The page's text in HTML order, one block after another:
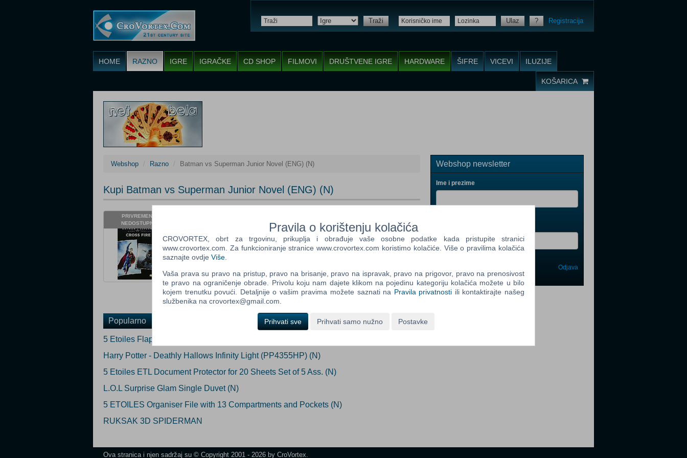
Traži Ulaz ? Registracija
HOME RAZNO IGRE IGRAČKE CD SHOP FILMOVI DRUŠTVENE IGRE HARDWARE ŠIFRE VICEVI ILUZIJE
KOŠARICA
Webshop Razno Batman vs Superman Junior Novel (ENG) (N)
Kupi Batman vs Superman Junior Novel (ENG) (N)
PRIVREMENO
NEDOSTUPNO
Status: Privremeno nedostupno(Po narudžbi)
Ocijeni
Email: Prijavi me
Popularno
5 Etoiles Flap Elasticated Document Folders Purple Card (5 pck)N
Harry Potter - Deathly Hallows Infinity Light (PP4355HP) (N)
5 Etoiles ETL Document Protector for 20 Sheets Set of 5 Ass. (N)
L.O.L Surprise Glam Single Duvet (N)
5 ETOILES Organiser File with 13 Compartments and Pockets (N)
RUKSAK 3D SPIDERMAN
Webshop newsletter
Ime i prezime
Field
One
Newsletter
Field
Prijavi me Odjava
Ova stranica i njen sadržaj su © Copyright 2001 - 2026 by CroVortex.
Pravila o korištenju kolačića
CROVORTEX, obrt za trgovinu, prikuplja i obrađuje vaše osobne podatke kada pristupite stranici
www.crovortex.com. Za funkcioniranje stranice www.crovortex.com koristimo kolačiće. Više o pravilima kolačića
saznajte ovdje Više
Vaša prava su pravo na pristup, pravo na brisanje, pravo na ispravak, pravo na prigovor, pravo na prenosivost
te pravo na ograničenje obrade. Privolu koju nam dajete klikom na pojedinu kategoriju kolačića možete u bilo
kojem trenutku povući. Detaljnije o vašim pravima možete saznati na Pravila privatnosti ili kontaktirajte našeg
službenika na crovortex@gmail.com.
Prihvati sve Prihvati samo nužno Postavke